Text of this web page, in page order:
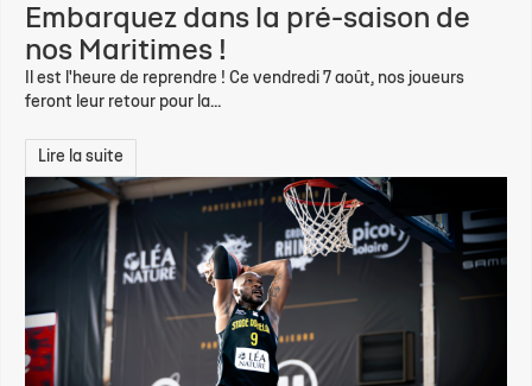
Embarquez dans la pré-saison de
nos Maritimes !
Il est l'heure de reprendre ! Ce vendredi 7 août, nos joueurs
feront leur retour pour la...
Lire la suite